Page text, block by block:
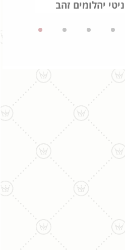
יהלומים זהב